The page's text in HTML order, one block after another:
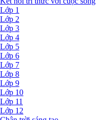
Lớp 1
Lớp 2
Lớp 3
Lớp 4
Lớp 5
Lớp 6
Lớp 7
Lớp 8
Lớp 9
Lớp 10
Lớp 11
Lớp 12